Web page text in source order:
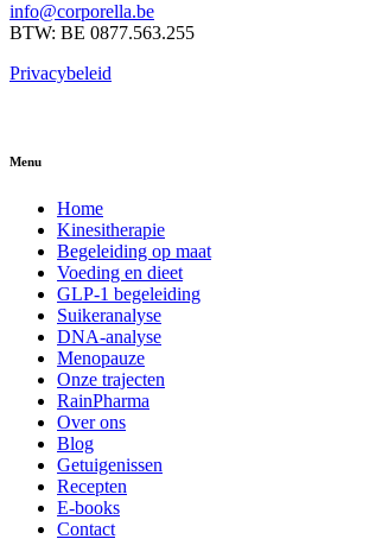
info@corporella.be
BTW: BE 0877.563.255
Privacybeleid
Menu
Home
Kinesitherapie
Begeleiding op maat
Voeding en dieet
GLP-1 begeleiding
Suikeranalyse
DNA-analyse
Menopauze
Onze trajecten
RainPharma
Over ons
Blog
Getuigenissen
Recepten
E-books
Contact